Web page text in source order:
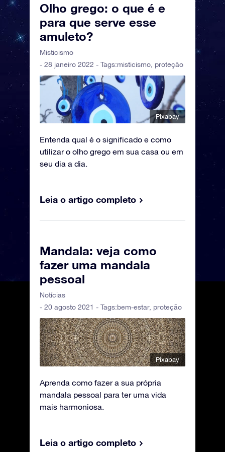
Olho grego: o que é e
para que serve esse
amuleto?
Misticismo
- 28 janeiro 2022 - Tags:misticismo proteção
Pixabay
Entenda qual é o significado e como
utilizar o olho grego em sua casa ou em
seu dia a dia.
Leia o artigo completo
Mandala: veja como
fazer uma mandala
pessoal
Notícias
- 20 agosto 2021 - Tags:bem-estar, proteção
Pixabay
Aprenda como fazer a sua própria
mandala pessoal para ter uma vida
mais harmoniosa.
Leia o artigo completo